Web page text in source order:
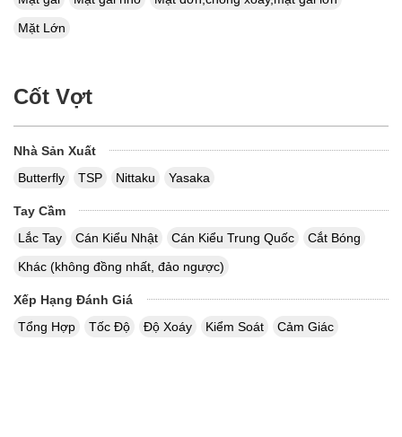
Mặt Lớn
Cốt Vợt
Nhà Sản Xuất
Butterfly
TSP Nittaku Yasaka
Tay Cầm
Lắc Tay
Cán Kiểu Nhật Cán Kiểu Trung Quốc
Cắt Bóng
Khác (không đồng nhất, đảo ngược)
Xếp Hạng Đánh Giá
Tổng Hợp
Tốc Độ Độ Xoáy Kiểm Soát Cảm Giác